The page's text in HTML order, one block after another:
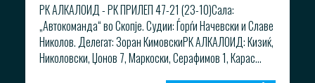
РК АЛКАЛОИД - РК ПРИЛЕП 47-21 (23-10)Сала:
„Автокоманда“ во Скопје. Судии: Ѓорѓи Начевски и Славе
Николов. Делегат: Зоран КимовскиРК АЛКАЛОИД: Кизиќ,
Николовски, Џонов 7, Маркоски, Серафимов 1, Карас...